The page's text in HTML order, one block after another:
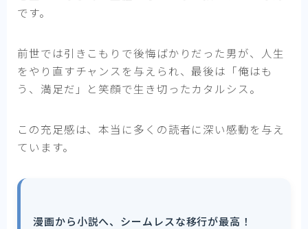
です。
前世では引きこもりで後悔ばかりだった男が、人生
をやり直すチャンスを与えられ、最後は「俺はも
う、満足だ」と笑顔で生き切ったカタルシス。
この充足感は、本当に多くの読者に深い感動を与え
ています。
漫画から小説へ、シームレスな移行が最高！